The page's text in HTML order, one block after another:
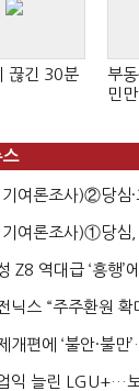
끊긴 30분
부
민
스
기여론조사)②당심·
'초접전'...
기여론조사)①당심,
접전'…대통령 ...
Z8 역대급 ‘흥행’
월 ‘폴...
닉스 “주주환원
터에 성명...
개편에 ‘불안·불
하기 더 ...
익 늘린 LGU+…